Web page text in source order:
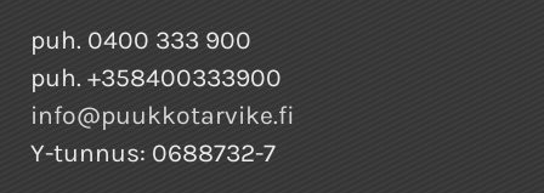
puh. 0400 333 900
puh. +358400333900
info@puukkotarvike.fi
Y-tunnus: 0688732-7